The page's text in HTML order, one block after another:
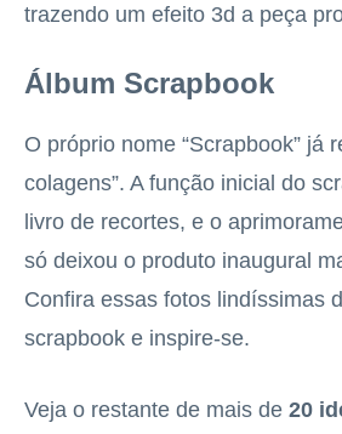
trazendo um efeito 3d a peça
Álbum Scrapbook
O próprio nome “Scrapbook” já
colagens”. A função inicial do
livro de recortes, e o
só deixou o produto inaugural
Confira essas fotos lindíssimas
scrapbook e inspire-se.
Veja o restante de mais de 20